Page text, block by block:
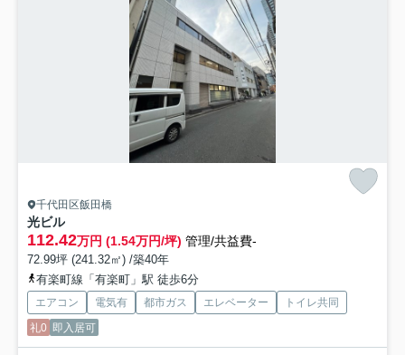
千代田区飯田橋
光ビル
112.42万円 (1.54万円/坪) 管理/共益費-
72.99坪 (241.32㎡) /築40年
有楽町線「有楽町」駅 徒歩6分
エアコン 電気有 都市ガス エレベーター
トイレ共同
礼0 即入居可